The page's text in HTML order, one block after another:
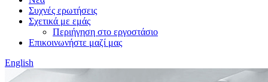
Συχνές ερωτήσεις
Σχετικά με εμάς
Περιήγηση στο εργοστάσιο
Επικοινωνήστε μαζί μας
English